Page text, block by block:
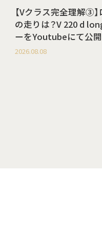
【Vクラス完全理解③
の走りは？V 220 d
ーをYoutubeにて公
2026.08.08